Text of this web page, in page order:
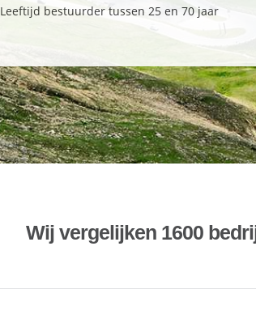
Leeftijd bestuurder tussen 25 en 70 jaar
Wij vergelijken 1600